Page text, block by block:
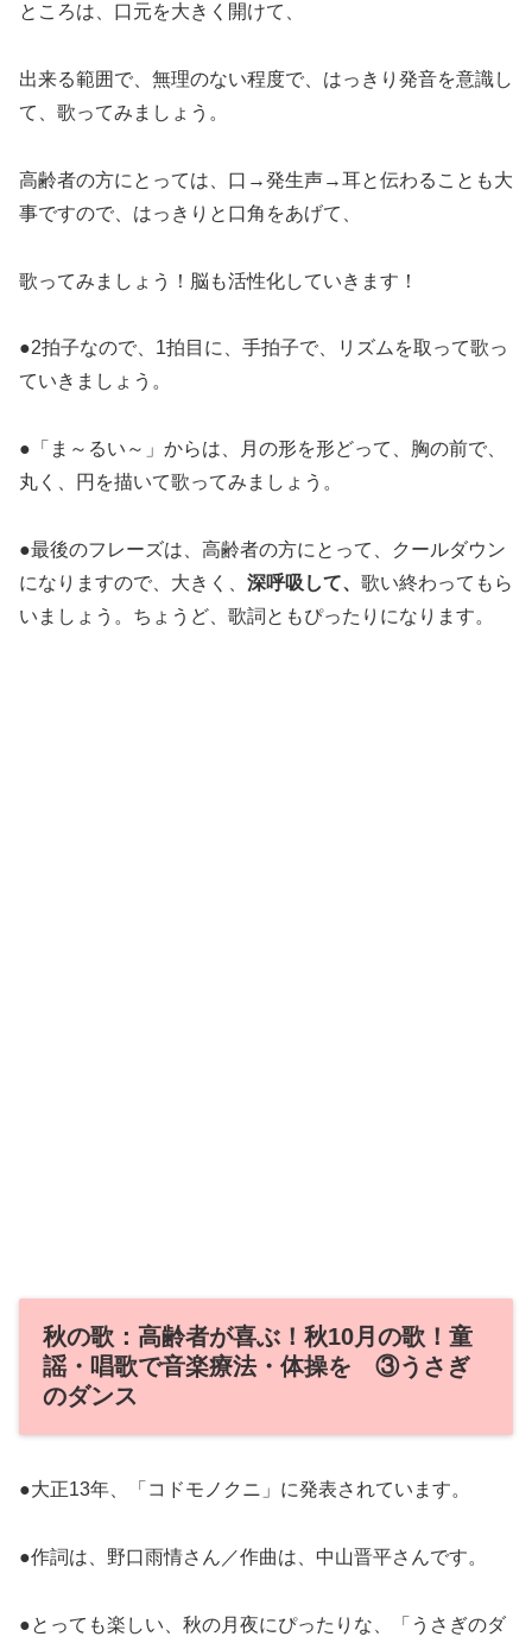
ところは、口元を大きく開けて、
出来る範囲で、無理のない程度で、はっきり発音を意識し
て、歌ってみましょう。
高齢者の方にとっては、口→発生声→耳と伝わることも大
事ですので、はっきりと口角をあげて、
歌ってみましょう！脳も活性化していきます！
●2拍子なので、1拍目に、手拍子で、リズムを取って歌っ
ていきましょう。
●「ま～るい～」からは、月の形を形どって、胸の前で、
丸く、円を描いて歌ってみましょう。
●最後のフレーズは、高齢者の方にとって、クールダウン
になりますので、大きく、 深呼吸して、 歌い終わってもら
いましょう。ちょうど、歌詞ともぴったりになります。
秋の歌：高齢者が喜ぶ！秋10月の歌！童
謡・唱歌で音楽療法・体操を ③うさぎ
のダンス
●大正13年、「コドモノクニ」に発表されています。
●作詞は、野口雨情さん／作曲は、中山晋平さんです。
●とっても楽しい、秋の月夜にぴったりな、「うさぎのダ